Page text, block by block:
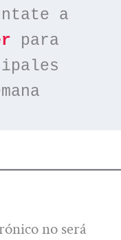
a
para
no será